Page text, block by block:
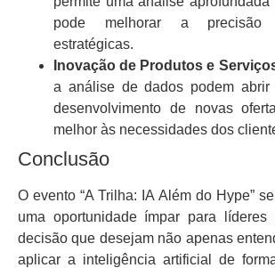
pode melhorar a precisão
estratégicas.
Inovação de Produtos e
a análise de dados podem abrir
desenvolvimento de novas
melhor às necessidades dos
Conclusão
O evento “A Trilha: IA Além do Hype”
uma oportunidade ímpar para líderes
decisão que desejam não apenas
aplicar a inteligência artificial de